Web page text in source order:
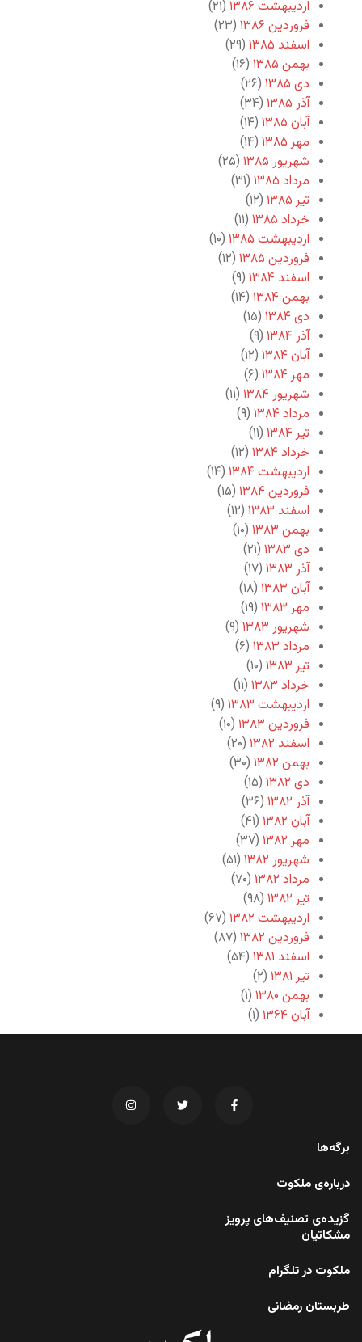
اردیبهشت ۱۳۸۶
(۲۱)
فروردین ۱۳۸۶
(۲۳)
اسفند ۱۳۸۵
(۲۹)
بهمن ۱۳۸۵
(۱۶)
دی ۱۳۸۵
(۲۶)
آذر ۱۳۸۵
(۳۴)
آبان ۱۳۸۵
(۱۴)
مهر ۱۳۸۵
(۱۴)
شهریور ۱۳۸۵
(۲۵)
مرداد ۱۳۸۵
(۳۱)
تیر ۱۳۸۵
(۱۲)
خرداد ۱۳۸۵
(۱۱)
اردیبهشت ۱۳۸۵
(۱۰)
فروردین ۱۳۸۵
(۱۲)
اسفند ۱۳۸۴
(۹)
بهمن ۱۳۸۴
(۱۴)
دی ۱۳۸۴
(۱۵)
آذر ۱۳۸۴
(۹)
آبان ۱۳۸۴
(۱۲)
مهر ۱۳۸۴
(۶)
شهریور ۱۳۸۴
(۱۱)
مرداد ۱۳۸۴
(۹)
تیر ۱۳۸۴
(۱۱)
خرداد ۱۳۸۴
(۱۲)
اردیبهشت ۱۳۸۴
(۱۴)
فروردین ۱۳۸۴
(۱۵)
اسفند ۱۳۸۳
(۱۲)
بهمن ۱۳۸۳
(۱۰)
دی ۱۳۸۳
(۲۱)
آذر ۱۳۸۳
(۱۷)
آبان ۱۳۸۳
(۱۸)
مهر ۱۳۸۳
(۱۹)
شهریور ۱۳۸۳
(۹)
مرداد ۱۳۸۳
(۶)
تیر ۱۳۸۳
(۱۰)
خرداد ۱۳۸۳
(۱۱)
اردیبهشت ۱۳۸۳
(۹)
فروردین ۱۳۸۳
(۱۰)
اسفند ۱۳۸۲
(۲۰)
بهمن ۱۳۸۲
(۳۰)
دی ۱۳۸۲
(۱۵)
آذر ۱۳۸۲
(۳۶)
آبان ۱۳۸۲
(۴۱)
مهر ۱۳۸۲
(۳۷)
شهریور ۱۳۸۲
(۵۱)
مرداد ۱۳۸۲
(۷۰)
تیر ۱۳۸۲
(۹۸)
اردیبهشت ۱۳۸۲
(۶۷)
فروردین ۱۳۸۲
(۸۷)
اسفند ۱۳۸۱
(۵۴)
تیر ۱۳۸۱
(۲)
بهمن ۱۳۸۰
(۱)
آبان ۱۳۶۴
(۱)
برگه‌ها
درباره‌ی ملکوت
گزیده‌ی تصنیف‌های پرویز
مشکاتیان
ملکوت در تلگرام
طربستان رمضانی